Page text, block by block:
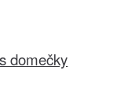
domečky